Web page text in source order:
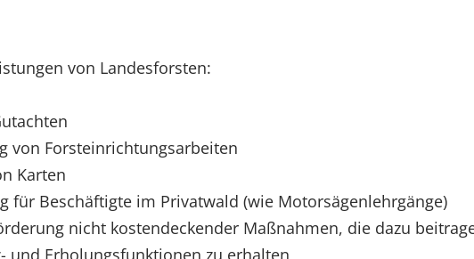
von Landesforsten:
von Forsteinrichtungsarbeiten
Karten
für Beschäftigte im Privatwald (wie Motorsägenlehrgänge)
nicht kostendeckender Maßnahmen, die dazu
und Erholungsfunktionen zu erhalten